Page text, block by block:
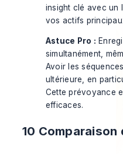
insight clé avec un
vos actifs
Astuce Pro :
simultanément,
Avoir les
ultérieure, en
Cette prévoyance
efficaces.
10